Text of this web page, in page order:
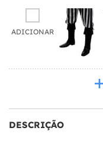
ADICIONAR
DESCRIÇÃO